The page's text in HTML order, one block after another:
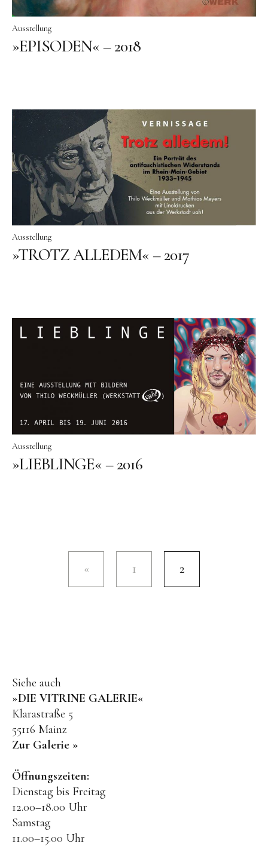
Ausstellung
»EPISODEN« – 2018
Ausstellung
»TROTZ ALLEDEM« – 2017
Ausstellung
»LIEBLINGE« – 2016
1 2
Siehe auch
»DIE VITRINE GALERIE«
Klarastraße 5
55116 Mainz
Zur Galerie »
Öffnungszeiten:
Dienstag bis Freitag
12.00–18.00 Uhr
Samstag
11.00–15.00 Uhr